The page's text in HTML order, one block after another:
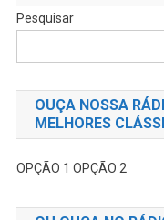
Pesquisar
OUÇA NOSSA
MELHORES
OPÇÃO 1 OPÇÃO 2